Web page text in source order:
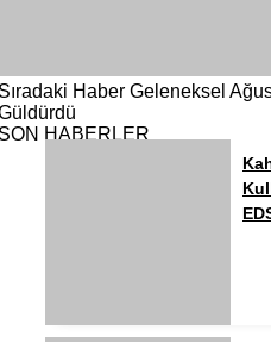
Haber Geleneksel
HABERLER